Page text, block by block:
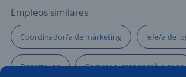
Empleos similares
Coordinador/a de márketing Jefe/a de
Desarrollos Comercial responsable zona